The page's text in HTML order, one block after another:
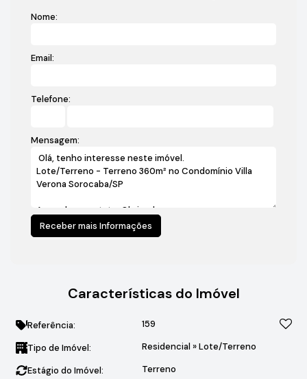
Nome:
Email:
Telefone:
Mensagem:
Características do Imóvel
Referência: 159
Tipo de Imóvel: Residencial »Lote/Terreno
Estágio do Imóvel: Terreno